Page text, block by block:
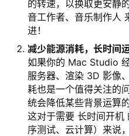
的转速，以换取更安静
音工作者、音乐制作人
进！
减少能源消耗，长时间
如果你的 Mac Studio
服务器、渲染 3D 影像
耗也是一个值得关注的
统会降低某些背景运算
这对于需要 长时间开机
序测试、云计算）来说